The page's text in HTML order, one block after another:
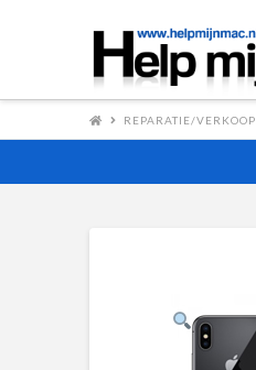
REPARATIE/VERKOOP